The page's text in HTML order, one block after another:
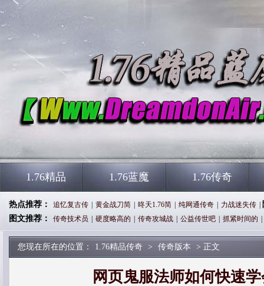
1.76精品 1.76蓝魔 1.76传奇
热点推荐： 追忆复古传 黄金战刀简 昸天1.76简 纯网通传奇 力战迷失传
图文推荐：
传奇技术员 硬度略高的 传奇攻城战 公益传世吧 抓紧时间的
您现在所在的位置： 1.76精品传奇 > 传奇版本 > 正文
网页鬼服法师如何快速